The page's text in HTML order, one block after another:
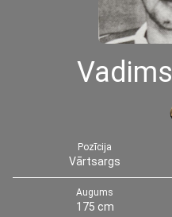
Vadims
Pozīcija
Vārtsargs
Augums
175 cm